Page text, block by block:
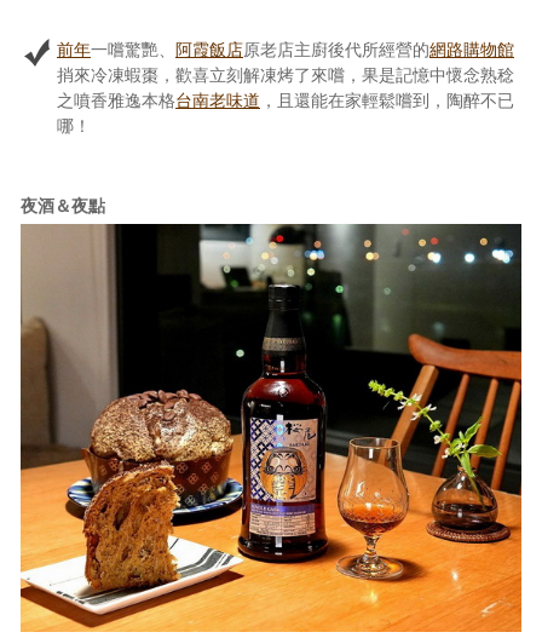
前年一嚐驚艷、 阿霞飯店原老店主廚後代所經營的網路購物館
捎來冷凍蝦棗，歡喜立刻解凍烤了來嚐，果是記憶中懷念熟稔
之噴香雅逸本格台南老味道 ，且還能在家輕鬆嚐到，陶醉不已
哪！
夜酒＆夜點